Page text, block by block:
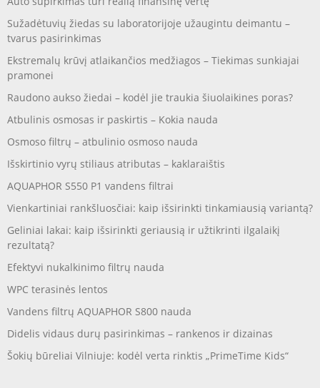
Sužadėtuvių žiedas su laboratorijoje užaugintu deimantu –
tvarus pasirinkimas
Ekstremalų krūvį atlaikančios medžiagos – Tiekimas sunkiajai
pramonei
Raudono aukso žiedai – kodėl jie traukia šiuolaikines poras?
Atbulinis osmosas ir paskirtis – Kokia nauda
Osmoso filtrų – atbulinio osmoso nauda
Išskirtinio vyrų stiliaus atributas – kaklaraištis
AQUAPHOR S550 P1 vandens filtrai
Vienkartiniai rankšluosčiai: kaip išsirinkti tinkamiausią variantą?
Geliniai lakai: kaip išsirinkti geriausią ir užtikrinti ilgalaikį
rezultatą?
Efektyvi nukalkinimo filtrų nauda
WPC terasinės lentos
Vandens filtrų AQUAPHOR S800 nauda
Didelis vidaus durų pasirinkimas – rankenos ir dizainas
Šokių būreliai Vilniuje: kodėl verta rinktis „PrimeTime Kids“